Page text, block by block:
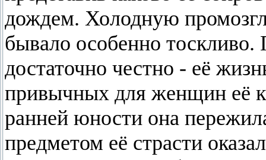
дождем. Холодную
бывало особенно тоскливо.
достаточно честно - её
привычных для женщин её
ранней юности она
предметом её страсти